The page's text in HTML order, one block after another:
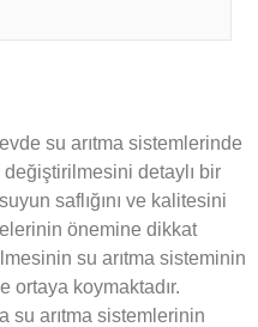
su arıtma sistemlerinde
değiştirilmesini detaylı bir
saflığını ve kalitesini
önemine dikkat
su arıtma sisteminin
ortaya koymaktadır.
su arıtma sistemlerinin